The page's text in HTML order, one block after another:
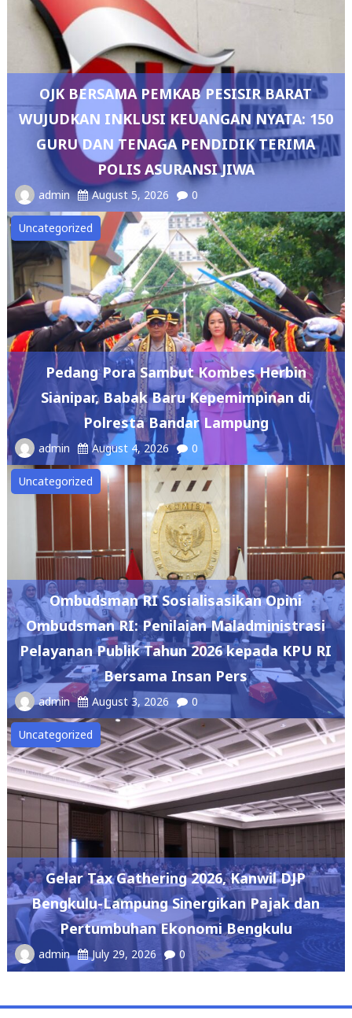
OJK BERSAMA PEMKAB PESISIR BARAT
WUJUDKAN INKLUSI KEUANGAN NYATA: 150
GURU DAN TENAGA PENDIDIK TERIMA
POLIS ASURANSI JIWA
admin August 5, 2026 0
Uncategorized
Pedang Pora Sambut Kombes Herbin
Sianipar, Babak Baru Kepemimpinan di
Polresta Bandar Lampung
admin August 4, 2026 0
Uncategorized
Ombudsman RI Sosialisasikan Opini
Ombudsman RI: Penilaian Maladministrasi
Pelayanan Publik Tahun 2026 kepada KPU RI
Bersama Insan Pers
admin August 3, 2026 0
Uncategorized
Gelar Tax Gathering 2026, Kanwil DJP
Bengkulu-Lampung Sinergikan Pajak dan
Pertumbuhan Ekonomi Bengkulu
admin July 29, 2026 0